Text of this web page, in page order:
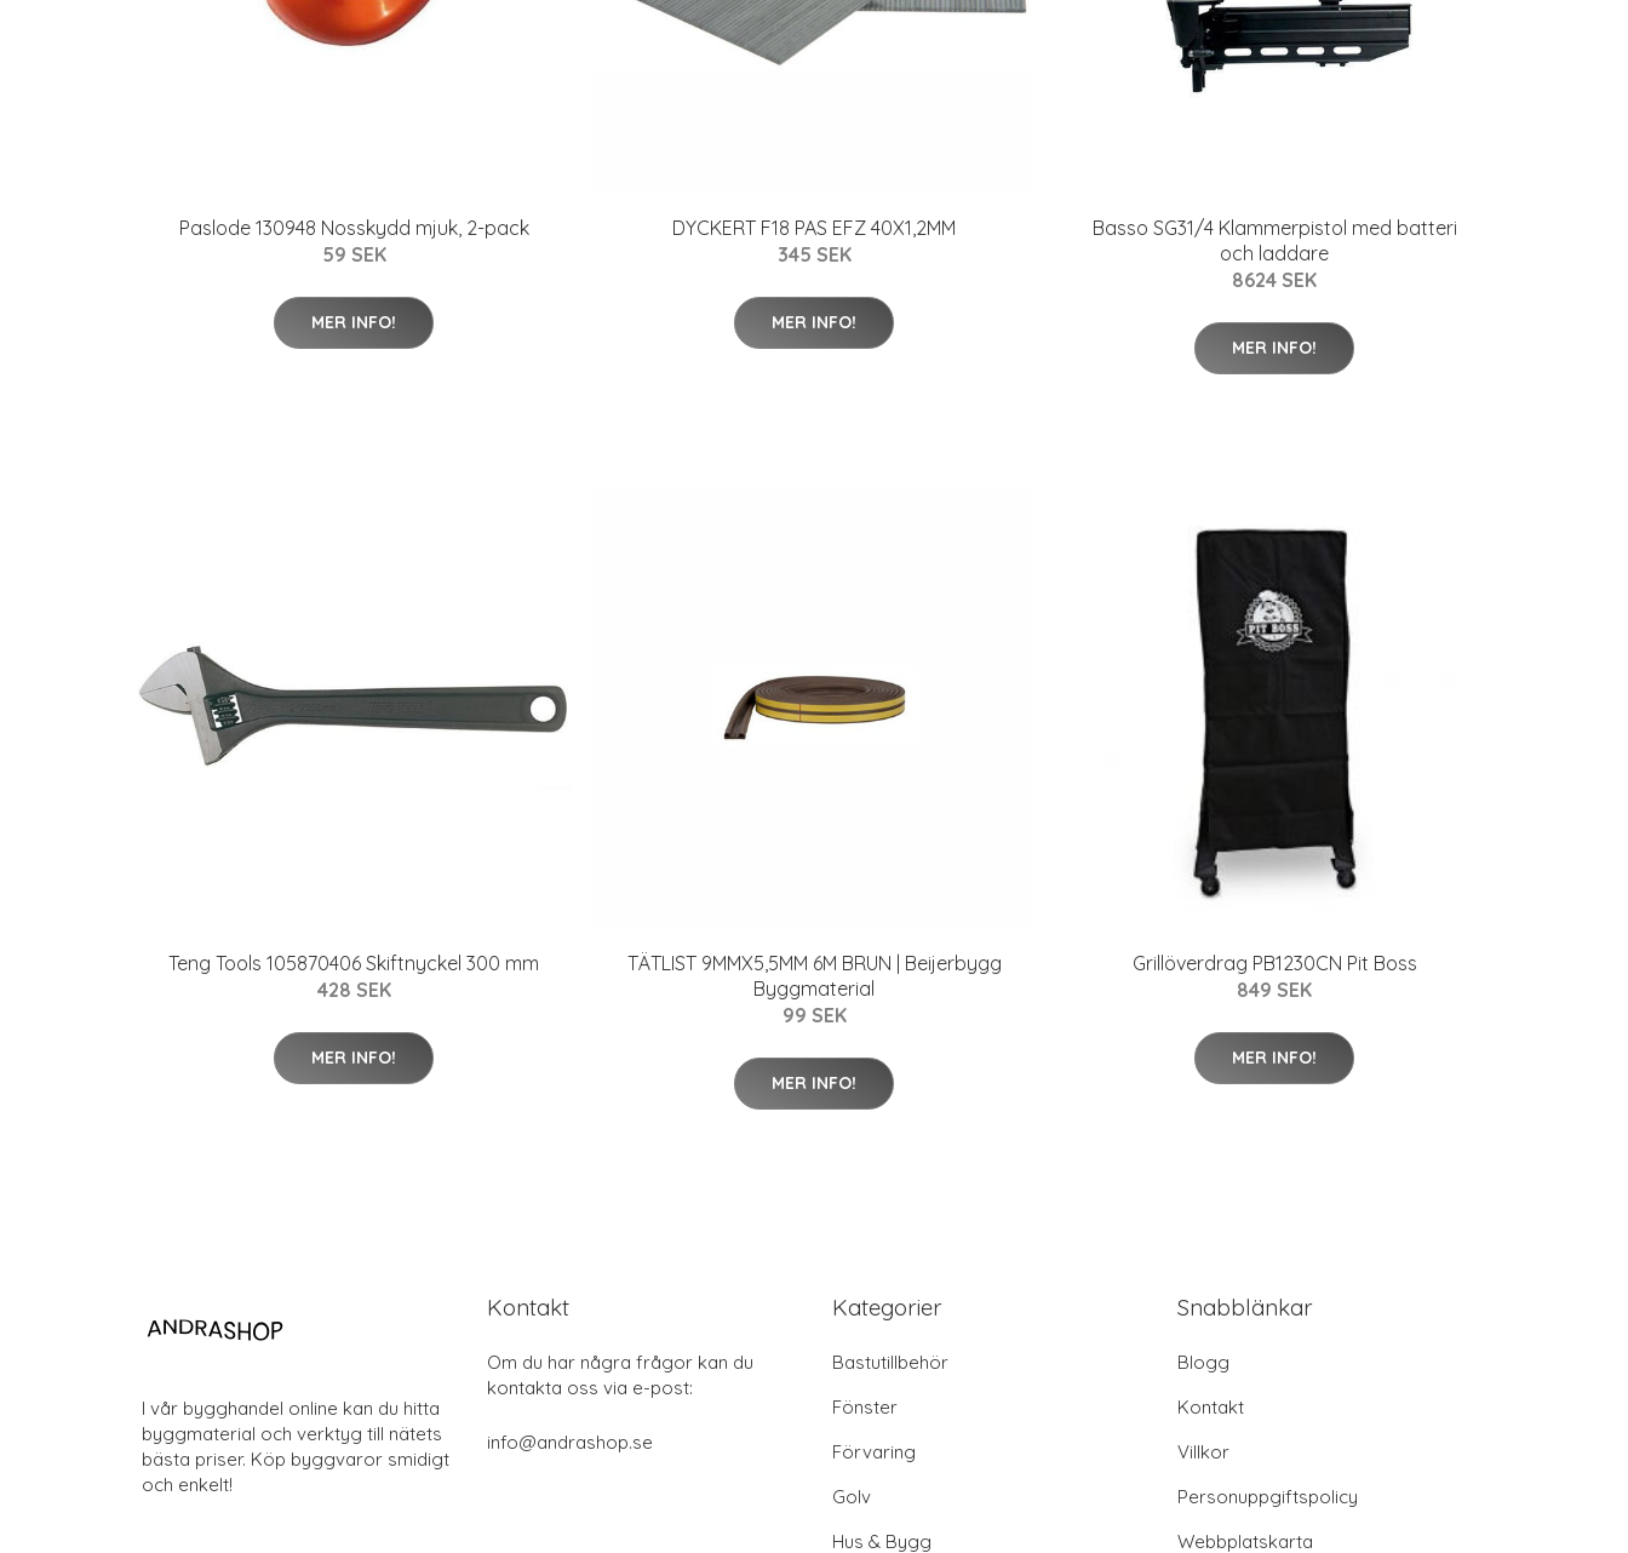
Paslode 130948 Nosskydd mjuk, 2-pack
59 SEK
MER INFO!
DYCKERT F18 PAS EFZ 40X1,2MM
345 SEK
MER INFO!
Basso SG31/4 Klammerpistol med batteri
och laddare
8624 SEK
MER INFO!
Teng Tools 105870406 Skiftnyckel 300 mm
428 SEK
MER INFO!
TÄTLIST 9MMX5,5MM 6M BRUN | Beijerbygg
Byggmaterial
99 SEK
MER INFO!
Grillöverdrag PB1230CN Pit Boss
849 SEK
MER INFO!
I vår bygghandel online kan du hitta
byggmaterial och verktyg till nätets
bästa priser. Köp byggvaror smidigt
och enkelt!
Kontakt
Om du har några frågor kan du
kontakta oss via e-post:
info@andrashop.se
Kategorier
Bastutillbehör
Fönster
Förvaring
Golv
Hus & Bygg
Snabblänkar
Blogg
Kontakt
Villkor
Personuppgiftspolicy
Webbplatskarta